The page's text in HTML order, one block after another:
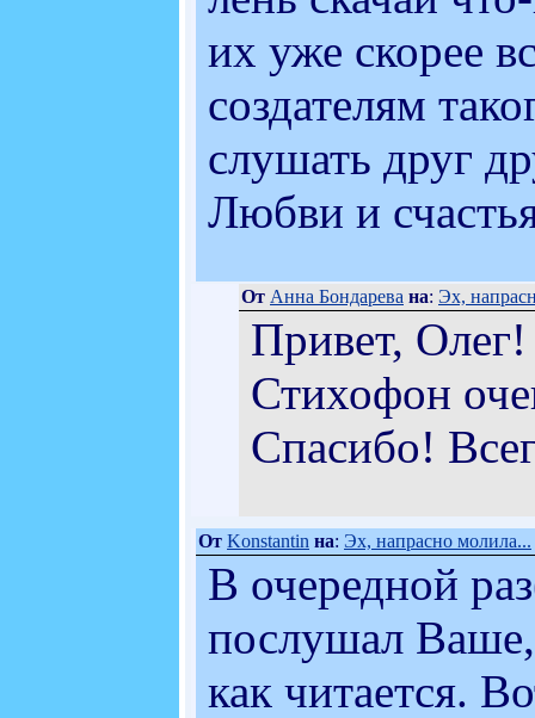
их уже скорее
создателям
слушать друг
Любви и
От Анна Бондарева на: Эх,
Привет,
Стихофон
Спасибо!
От Konstantin на: Эх, напрасно молила...
В очередной
послушал
как читается.